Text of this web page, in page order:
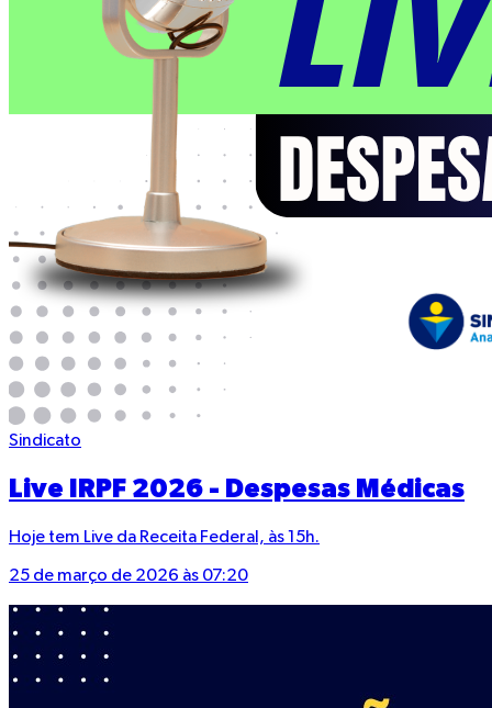
Sindicato
Live IRPF 2026 - Despesas Médicas
Hoje tem Live da Receita Federal, às 15h.
25 de março de 2026 às 07:20